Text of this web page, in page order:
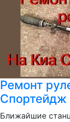
Ремонт
Спортейдж
Ближайшие